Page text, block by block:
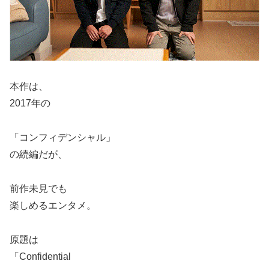
本作は、
2017年の
「コンフィデンシャル」
の続編だが、
前作未見でも
楽しめるエンタメ。
原題は
「Confidential